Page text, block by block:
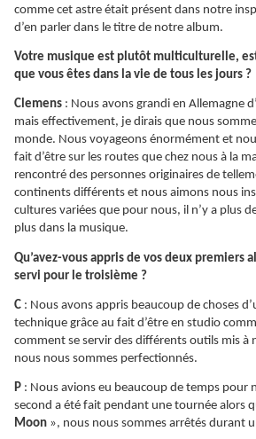
comme cet astre était présent dans notre
d’en parler dans le titre de notre album.
Votre musique est plutôt multiculturelle,
que vous êtes dans la vie de tous les jours ?
Clemens : Nous avons grandi en Allemagne
mais effectivement, je dirais que nous
monde. Nous voyageons énormément et
fait d’être sur les routes que chez nous à la
rencontré des personnes originaires de
continents différents et nous aimons nous
cultures variées que pour nous, il n’y a plus
plus dans la musique.
Qu’avez-vous appris de vos deux premiers
servi pour le troisième ?
C : Nous avons appris beaucoup de choses
technique grâce au fait d’être en studio
comment se servir des différents outils mis à
nous nous sommes perfectionnés.
P : Nous avions eu beaucoup de temps pour
second a été fait pendant une tournée alors
Moon », nous nous sommes arrêtés durant